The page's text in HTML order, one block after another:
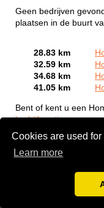
Cookies are used
Learn more
Geen bedrijven
plaatsen in de buurt
28.83 km
32.59 km
34.68 km
41.05 km
Bent of kent u een
bedrijf gratis aan